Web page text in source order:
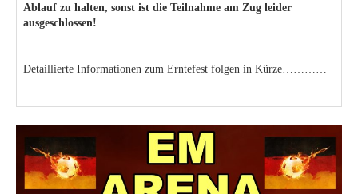
Ablauf zu halten, sonst ist die Teilnahme am Zug leider
ausgeschlossen!
Detaillierte Informationen zum Erntefest folgen in Kürze…………